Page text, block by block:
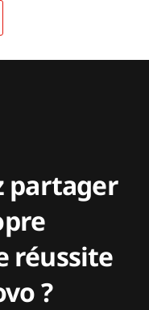
partager
réussite
?